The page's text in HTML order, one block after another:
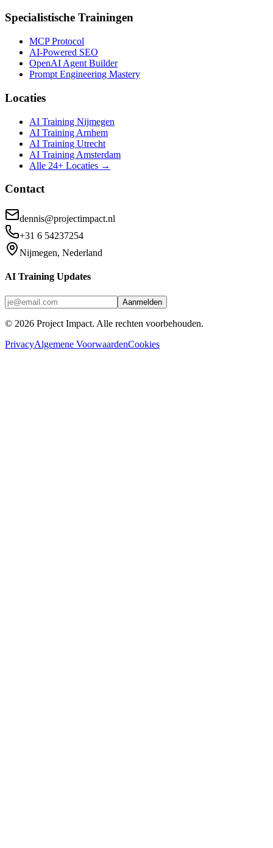
Specialistische Trainingen
MCP Protocol
AI-Powered SEO
OpenAI Agent Builder
Prompt Engineering Mastery
Locaties
AI Training Nijmegen
AI Training Arnhem
AI Training Utrecht
AI Training Amsterdam
Alle 24+ Locaties →
Contact
dennis@projectimpact.nl
+31 6 54237254
Nijmegen, Nederland
AI Training Updates
Aanmelden
© 2026 Project Impact. Alle rechten voorbehouden.
PrivacyAlgemene VoorwaardenCookies